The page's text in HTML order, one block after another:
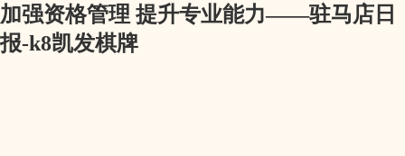
加强资格管理 提升专业能力——驻马店日
报-k8凯发棋牌